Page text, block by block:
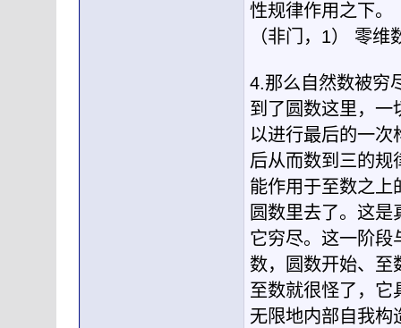
性规律作用之下。
（非门，1） 零维
4.那么自然数被穷
到了圆数这里，一
以进行最后的一次
后从而数到三的规
能作用于至数之上
圆数里去了。这
它穷尽。这一阶段
数，圆数开始、至
至数就很怪了，它
无限地内部自我构